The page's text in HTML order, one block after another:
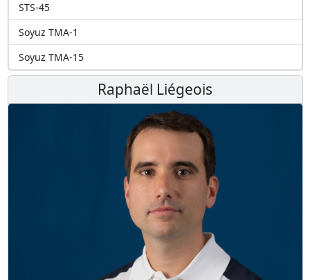
STS-45
Soyuz TMA-1
Soyuz TMA-15
Raphaël Liégeois